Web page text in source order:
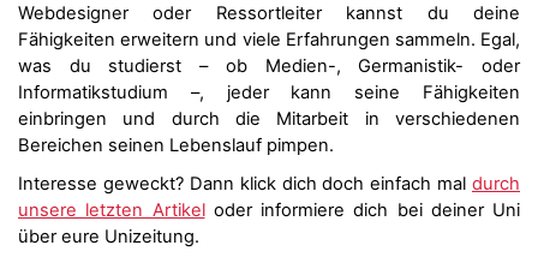
Webdesigner oder Ressortleiter kannst du deine
Fähigkeiten erweitern und viele Erfahrungen sammeln. Egal,
was du studierst – ob Medien-, Germanistik- oder
Informatikstudium –, jeder kann seine Fähigkeiten
einbringen und durch die Mitarbeit in verschiedenen
Bereichen seinen Lebenslauf pimpen.
Interesse geweckt? Dann klick dich doch einfach mal durch
unsere letzten Artikeloder informiere dich bei deiner Uni
über eure Unizeitung.